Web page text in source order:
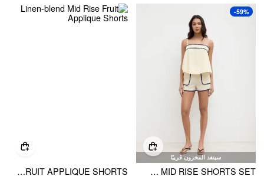
سينفد المخزون قريبًا
-59%
LINEN-BLEND CONTRASTING BINDING OVERSIZED CAMI TOP & MID RISE SHORTS SET
LINEN-BLEND MID RISE FRUIT APPLIQUE SHORTS